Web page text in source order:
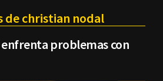
de christian nodal
problemas con